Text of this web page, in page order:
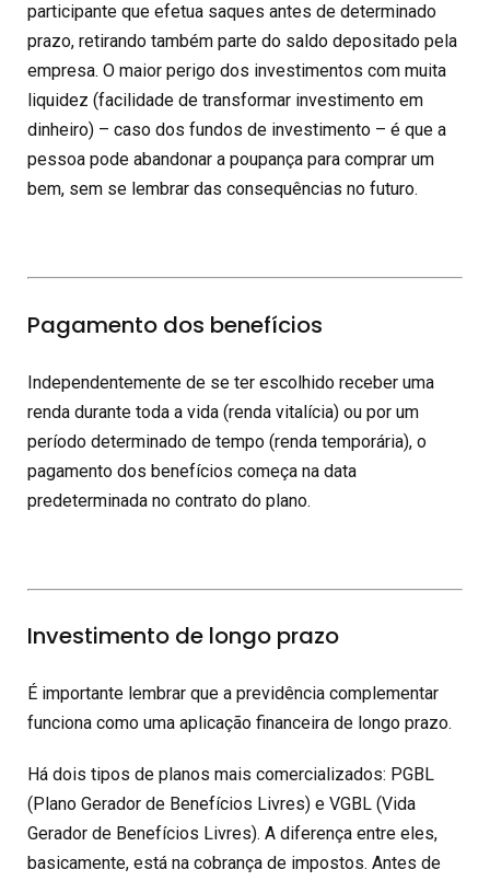
participante que efetua saques antes de determinado
prazo, retirando também parte do saldo depositado pela
empresa. O maior perigo dos investimentos com muita
liquidez (facilidade de transformar investimento em
dinheiro) – caso dos fundos de investimento – é que a
pessoa pode abandonar a poupança para comprar um
bem, sem se lembrar das consequências no futuro.
Pagamento dos benefícios
Independentemente de se ter escolhido receber uma
renda durante toda a vida (renda vitalícia) ou por um
período determinado de tempo (renda temporária), o
pagamento dos benefícios começa na data
predeterminada no contrato do plano.
Investimento de longo prazo
É importante lembrar que a previdência complementar
funciona como uma aplicação financeira de longo prazo.
Há dois tipos de planos mais comercializados: PGBL
(Plano Gerador de Benefícios Livres) e VGBL (Vida
Gerador de Benefícios Livres). A diferença entre eles,
basicamente, está na cobrança de impostos. Antes de